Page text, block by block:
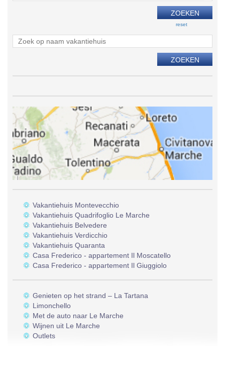
reset
Vakantiehuis Montevecchio
Vakantiehuis Quadrifoglio Le Marche
Vakantiehuis Belvedere
Vakantiehuis Verdicchio
Vakantiehuis Quaranta
Casa Frederico - appartement Il Moscatello
Casa Frederico - appartement Il Giuggiolo
Genieten op het strand – La Tartana
Limonchello
Met de auto naar Le Marche
Wijnen uit Le Marche
Outlets